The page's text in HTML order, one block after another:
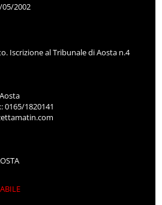
2002
Iscrizione al Tribunale di Aosta n.4
0165/1820141